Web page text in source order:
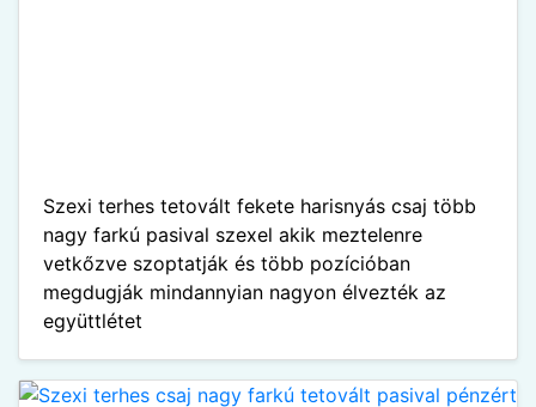
Szexi terhes tetovált fekete harisnyás csaj több
nagy farkú pasival szexel akik meztelenre
vetkőzve szoptatják és több pozícióban
megdugják mindannyian nagyon élvezték az
együttlétet